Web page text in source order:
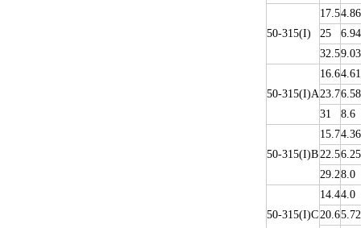
50-315(I)
17.54.86
25
6.94
32.59.03
50-315(I)A
16.64.61
23.76.58
31
8.6
50-315(I)B
15.74.36
22.56.25
29.28.0
50-315(I)C
14.44.0
20.65.72